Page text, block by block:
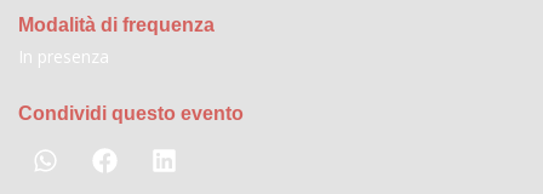
Modalità di frequenza
In presenza
Condividi questo evento